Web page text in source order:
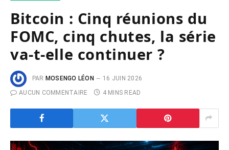
Bitcoin : Cinq réunions du
FOMC, cinq chutes, la série
va-t-elle continuer ?
PAR MOSENGO LÉON
16 JUIN 2026
AUCUN COMMENTAIRE
4 MINS READ